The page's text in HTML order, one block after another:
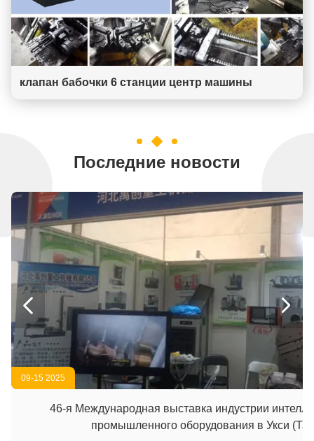
клапан бабочки 6 станции центр машины
Последние новости
09-15 2025
46-я Международная выставка индустрии
промышленного оборудования в Укси
 